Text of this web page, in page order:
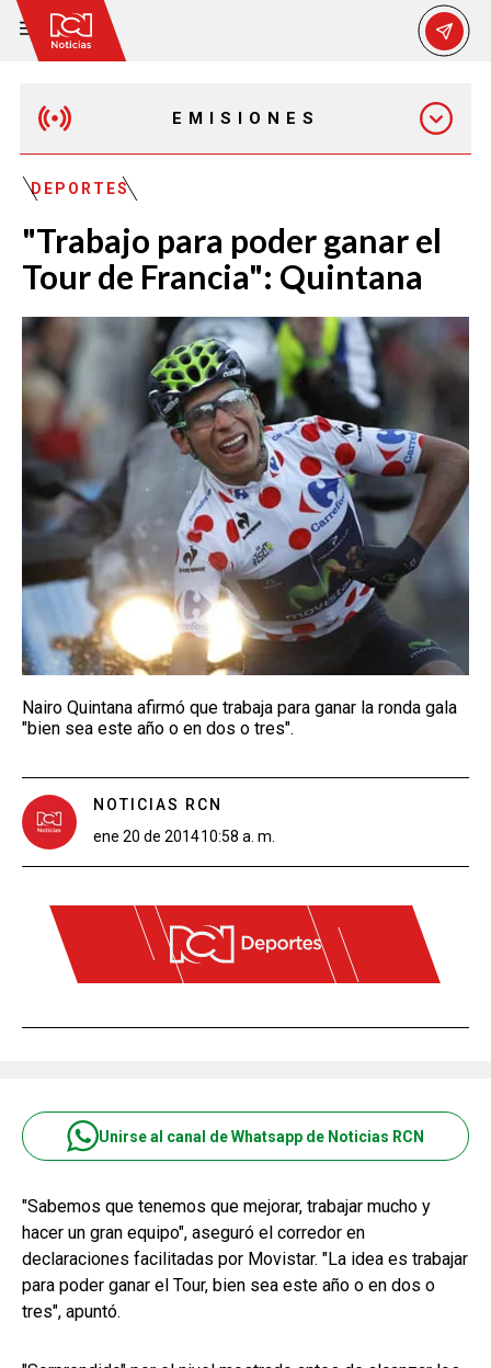
EMISIONES
EMISIÓN 12:30 PM
EMISIÓN 7:00 PM
EMISIÓN 11:30 PM
DEPORTES
"Trabajo para poder ganar el
Tour de Francia": Quintana
Nairo Quintana afirmó que trabaja para ganar la ronda gala
"bien sea este año o en dos o tres".
NOTICIAS RCN
ene 20 de 201410:58 a. m.
Unirse al canal de Whatsapp de Noticias RCN
"Sabemos que tenemos que mejorar, trabajar mucho y
hacer un gran equipo", aseguró el corredor en
declaraciones facilitadas por Movistar. "La idea es trabajar
para poder ganar el Tour, bien sea este año o en dos o
tres", apuntó.